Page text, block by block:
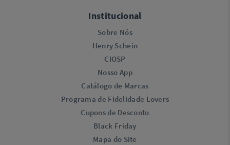
Institucional
Sobre Nós
Henry Schein
CIOSP
Nosso App
Catálogo de Marcas
Programa de Fidelidade Lovers​
Cupons de Desconto
Black Friday
Mapa do Site